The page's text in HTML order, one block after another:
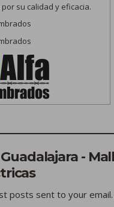
su calidad y eficacia.
-
posts sent to your email.